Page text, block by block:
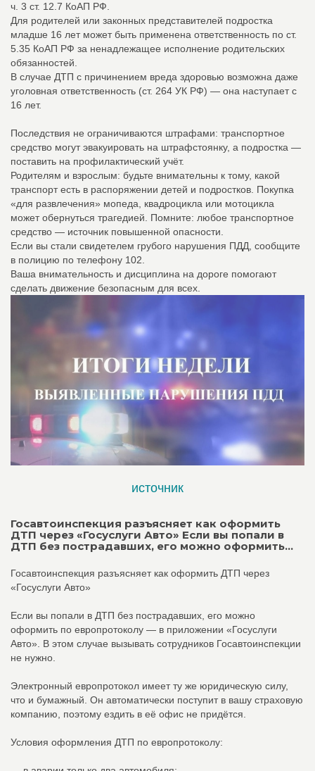
ч. 3 ст. 12.7 КоАП РФ.
Для родителей или законных представителей подростка
младше 16 лет может быть применена ответственность по ст.
5.35 КоАП РФ за ненадлежащее исполнение родительских
обязанностей.
В случае ДТП с причинением вреда здоровью возможна даже
уголовная ответственность (ст. 264 УК РФ) — она наступает с
16 лет.
Последствия не ограничиваются штрафами: транспортное
средство могут эвакуировать на штрафстоянку, а подростка —
поставить на профилактический учёт.
Родителям и взрослым: будьте внимательны к тому, какой
транспорт есть в распоряжении детей и подростков. Покупка
«для развлечения» мопеда, квадроцикла или мотоцикла
может обернуться трагедией. Помните: любое транспортное
средство — источник повышенной опасности.
Если вы стали свидетелем грубого нарушения ПДД, сообщите
в полицию по телефону 102.
Ваша внимательность и дисциплина на дороге помогают
сделать движение безопасным для всех.
источник
Госавтоинспекция разъясняет как оформить
ДТП через «Госуслуги Авто» Если вы попали в
ДТП без пострадавших, его можно оформить...
Госавтоинспекция разъясняет как оформить ДТП через
«Госуслуги Авто»
Если вы попали в ДТП без пострадавших, его можно
оформить по европротоколу — в приложении «Госуслуги
Авто». В этом случае вызывать сотрудников Госавтоинспекции
не нужно.
Электронный европротокол имеет ту же юридическую силу,
что и бумажный. Он автоматически поступит в вашу страховую
компанию, поэтому ездить в её офис не придётся.
Условия оформления ДТП по европротоколу: